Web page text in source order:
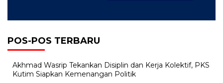
POS-POS TERBARU
Akhmad Wasrip Tekankan Disiplin dan Kerja Kolektif, PKS
Kutim Siapkan Kemenangan Politik